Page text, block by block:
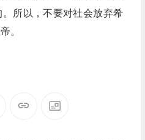
所以，不要对社会放弃希
。